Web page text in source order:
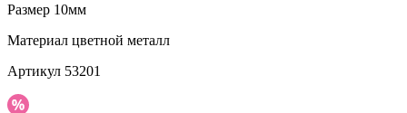
Размер 10мм
Материал цветной металл
Артикул 53201